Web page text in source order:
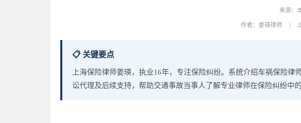
来源：
作者： 姜瑛律师
📋 关键要点
上海保险律师姜瑛，执业16年，专注保险纠纷。系统介绍车祸保险
讼代理及后续支持，帮助交通事故当事人了解专业律师在保险纠纷中的